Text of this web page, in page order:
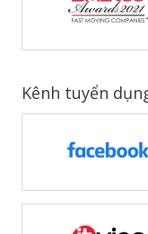
Kênh tuyển